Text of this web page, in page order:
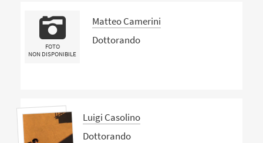
FOTO
NON DISPONIBILE
Matteo Camerini
Dottorando
Luigi Casolino
Dottorando